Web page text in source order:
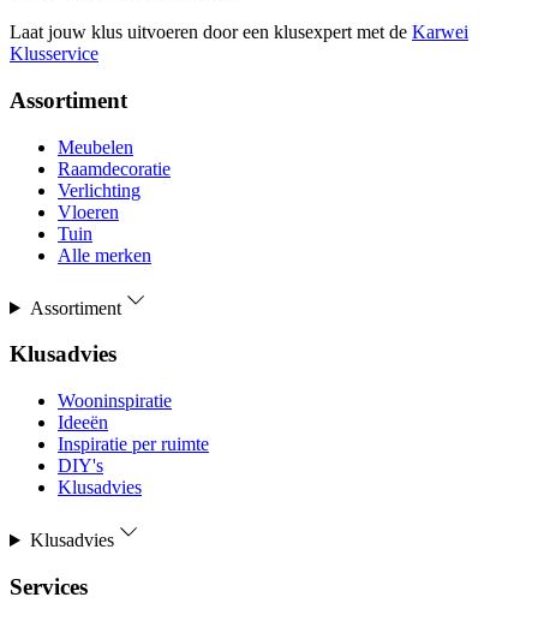
Laat jouw klus uitvoeren door een klusexpert met de Karwei
Klusservice
Assortiment
Meubelen
Raamdecoratie
Verlichting
Vloeren
Tuin
Alle merken
Assortiment
Klusadvies
Wooninspiratie
Ideeën
Inspiratie per ruimte
DIY's
Klusadvies
Klusadvies
Services